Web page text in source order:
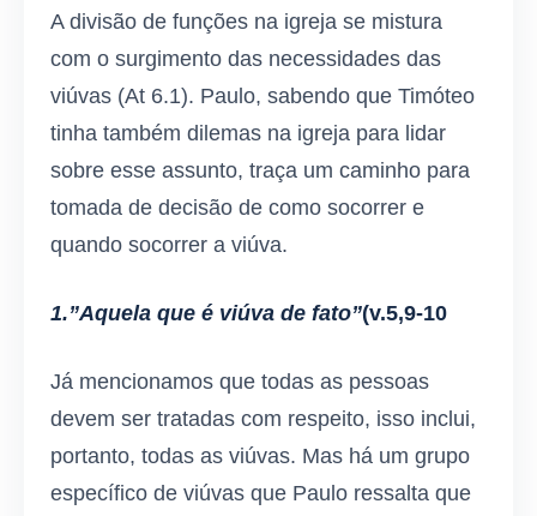
A divisão de funções na igreja se mistura
com o surgimento das necessidades das
viúvas (At 6.1). Paulo, sabendo que Timóteo
tinha também dilemas na igreja para lidar
sobre esse assunto, traça um caminho para
tomada de decisão de como socorrer e
quando socorrer a viúva.
1.”Aquela que é viúva de fato”(v.5,9-10
Já mencionamos que todas as pessoas
devem ser tratadas com respeito, isso inclui,
portanto, todas as viúvas. Mas há um grupo
específico de viúvas que Paulo ressalta que